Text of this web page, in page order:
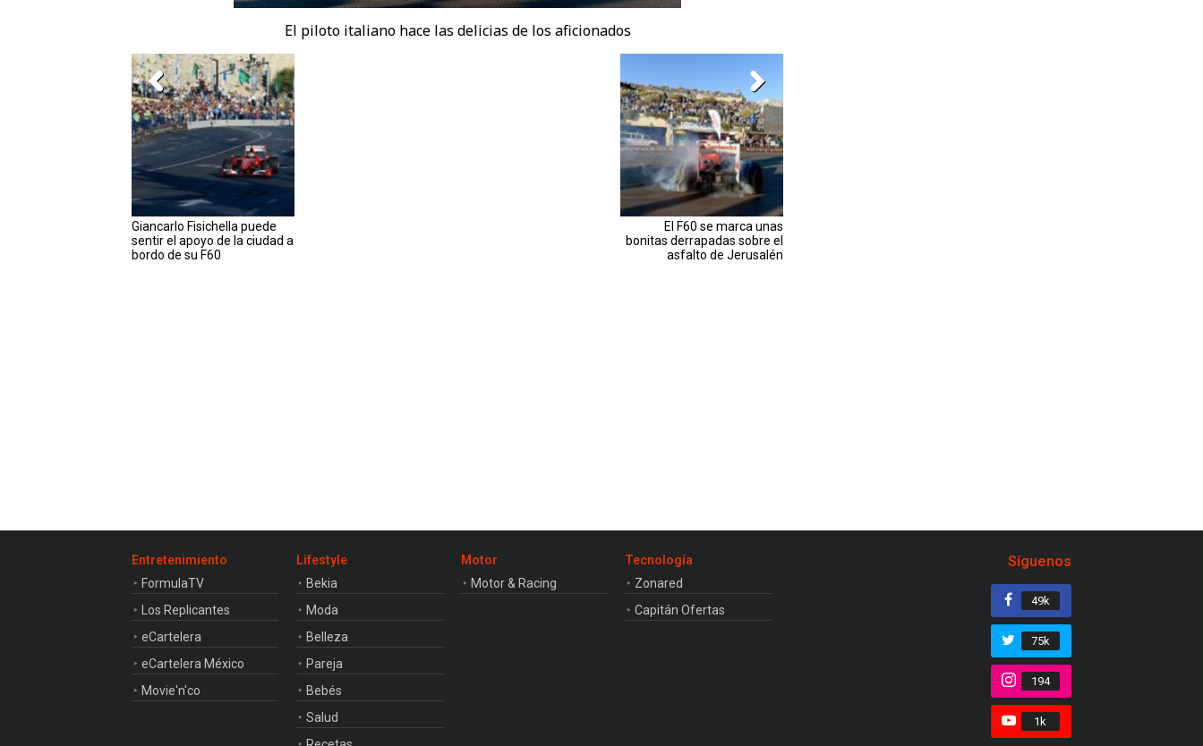
El piloto italiano hace las delicias de los aficionados
Giancarlo Fisichella puede
sentir el apoyo de la ciudad a
bordo de su F60
El F60 se marca unas
bonitas derrapadas sobre el
asfalto de Jerusalén
Entretenimiento
FormulaTV
Los Replicantes
eCartelera
eCartelera México
Movie'n'co
Lifestyle
Bekia
Moda
Belleza
Pareja
Bebés
Salud
Motor
Motor & Racing
Tecnología
Zonared
Capitán Ofertas
Síguenos
49k
75k
194
1k